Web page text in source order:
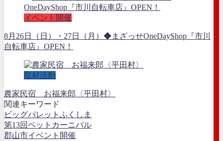
イベント開催
8月26日（日）・27日（月）◆まざっせOneDayShop『市川
自転車店』OPEN！
取材活動
農家民宿 お福来郎〈平田村〉
関連キーワード
ビッグパレットふくしま
第13回ペットカーニバル
郡山市イベント開催